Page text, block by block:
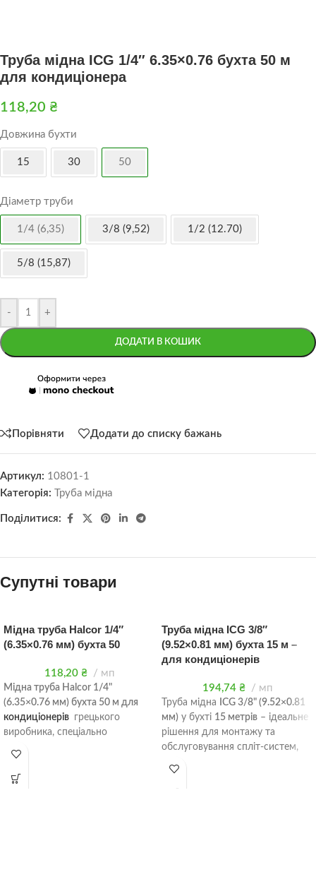
Труба мідна ICG 1/4″ 6.35×0.76 бухта 50 м
для кондиціонера
118,20 ₴
Довжина бухти
15 30 50
Діаметр труби
1/4 (6,35) 3/8 (9,52) 1/2 (12.70)
5/8 (15,87)
- +
ДОДАТИ В КОШИК
Порівняти Додати до списку бажань
Артикул: 10801-1
Категорія:
Труба мідна
Поділитися:
Супутні товари
Мідна труба Halcor 1/4″
(6.35×0.76 мм) бухта 50
118,20 ₴ мп
Мідна труба Halcor 1/4"
(6.35×0.76 мм) бухта 50 м для
кондиціонерів грецького
виробника, спеціально
холодильної техніки. Труба має
Труба мідна ICG 3/8″
(9.52×0.81 мм) бухта 15 м –
для кондиціонерів
194,74 ₴ мп
Труба мідна
ICG 3/8" (9.52×0.81
мм) у бухті 15 метрів – ідеальне
рішення для монтажу та
обслуговування спліт-систем,